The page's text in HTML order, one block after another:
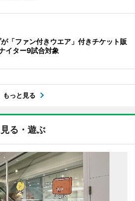
「ファン付きウエア」付きチケット販
ター9試合対象
もっと見る
見る・遊ぶ